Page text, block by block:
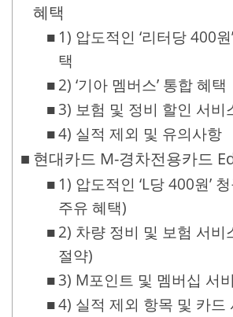
혜택
1) 압도적인 ‘리터당 400
택
2) ‘기아 멤버스’ 통합 혜택
3) 보험 및 정비 할인 서비
4) 실적 제외 및 유의사항
현대카드 M-경차전용카드
1) 압도적인 ‘L당 400원’
주유 혜택)
2) 차량 정비 및 보험 서비
절약)
3) M포인트 및 멤버십 서
4) 실적 제외 항목 및 카드